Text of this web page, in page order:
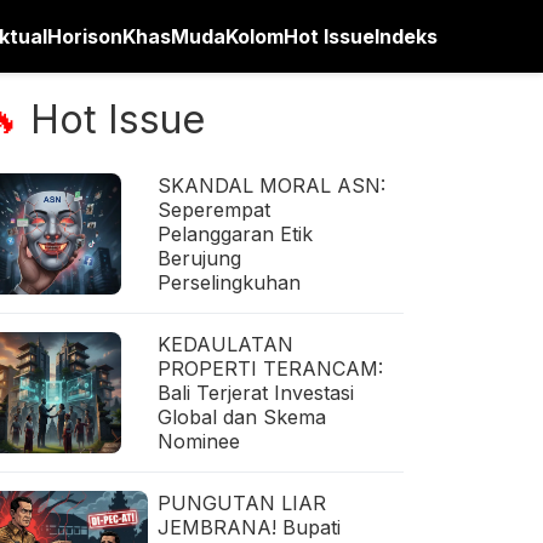
HorisonKhasMudaKolomHot IssueIndeks
Hot Issue
SKANDAL MORAL ASN:
Seperempat
Pelanggaran Etik
Berujung
Perselingkuhan
KEDAULATAN
PROPERTI TERANCAM:
Bali Terjerat Investasi
Global dan Skema
Nominee
PUNGUTAN LIAR
JEMBRANA! Bupati